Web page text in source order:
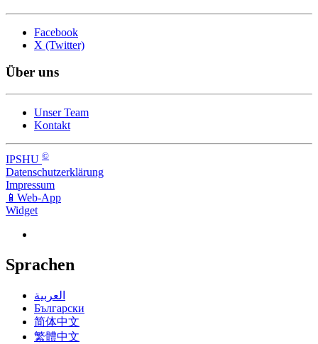
Facebook
X (Twitter)
Über uns
Unser Team
Kontakt
IPSHU ©
Datenschutzerklärung
Impressum
📱Web-App
Widget
Sprachen
العربية
Български
简体中文
繁體中文